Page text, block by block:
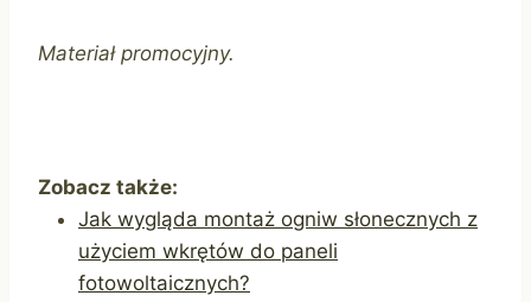
Materiał promocyjny.
Zobacz także:
Jak wygląda montaż ogniw słonecznych z
użyciem wkrętów do paneli
fotowoltaicznych?